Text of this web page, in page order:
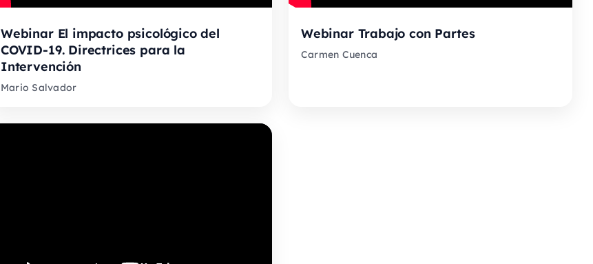
Webinar El impacto psicológico del
COVID-19. Directrices para la
Intervención
Mario Salvador
Webinar Trabajo con Partes
Carmen Cuenca